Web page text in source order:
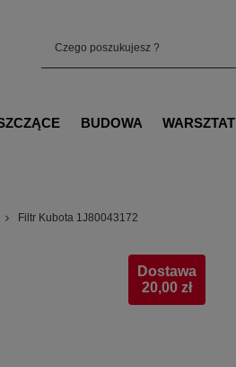
BUDOWA WARSZTAT
Filtr Kubota 1J80043172
Dostawa
20,00 zł